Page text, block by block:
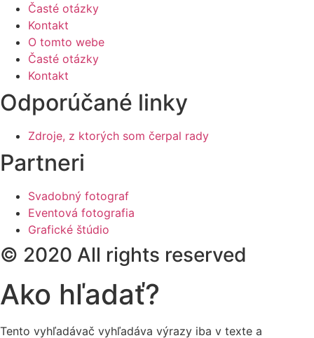
Časté otázky
Kontakt
O tomto webe
Časté otázky
Kontakt
Odporúčané linky
Zdroje, z ktorých som čerpal rady
Partneri
Svadobný fotograf
Eventová fotografia
Grafické štúdio
© 2020 All rights reserved
Ako hľadať?
Tento vyhľadávač vyhľadáva výrazy iba v texte a